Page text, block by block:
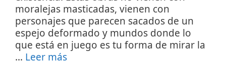
moralejas masticadas, vienen con
personajes que parecen sacados de un
espejo deformado y mundos donde lo
que está en juego es tu forma de mirar la
… Leer más